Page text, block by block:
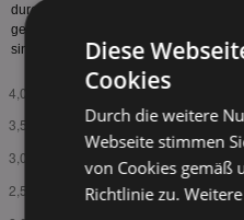
durchschnittlichen Aktionspreise
gestiegen und liegen aktuell höher als
sinkende Preise erkennbar.
Diese
Cookies
Durch die weitere
Webseite stimmen
von Cookies gemäß
Richtlinie zu.